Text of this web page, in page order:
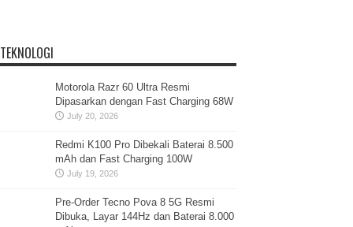
TEKNOLOGI
Motorola Razr 60 Ultra Resmi
Dipasarkan dengan Fast Charging 68W
July 20, 2026
Redmi K100 Pro Dibekali Baterai 8.500
mAh dan Fast Charging 100W
July 19, 2026
Pre-Order Tecno Pova 8 5G Resmi
Dibuka, Layar 144Hz dan Baterai 8.000